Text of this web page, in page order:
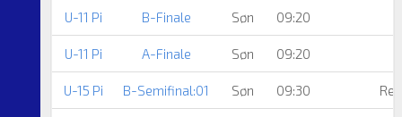
U-11 Pi B-Finale Søn 09:20
U-11 Pi A-Finale Søn 09:20
U-15 Pi B-Semifinal:01 Søn 09:30